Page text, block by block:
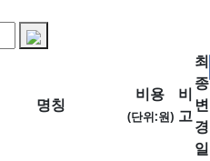
명칭
비용
(단위:원)
비
고
최
종
변
경
일